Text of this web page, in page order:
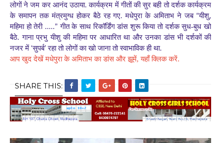
लोगों ने जम कर आनंद उठाया. कार्यक्रम में गीतों की सुर बही तो दर्शक कार्यक्रम
के समापन तक मंत्रमुग्ध होकर बैठे रह गए. मधेपुरा के अमिताभ ने जब “यीशु,
महिमा हो तेरी .....” गीत के साथ रिकॉर्डिंग डांस शुरू किया तो दर्शक सुध-बुध खो
बैठे. गाना प्रभु यीशु की महिमा पर आधारित था और उनका डांस भी दर्शकों की
नजर में ‘सुपर्ब’रहा तो लोगों का खो जाना तो स्वाभाविक ही था.
आप खुद देखें मधेपुरा के अमिताभ का डांस और झूमें, यहाँ क्लिक करें.
SHARE THIS: